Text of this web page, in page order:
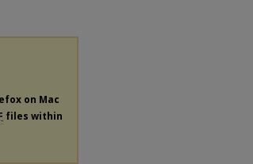
on Mac
files within